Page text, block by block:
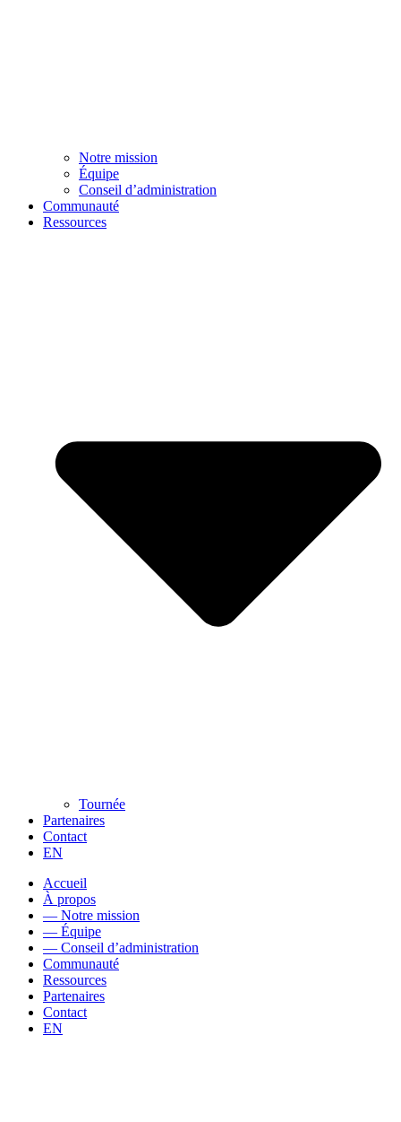
Notre mission
Équipe
Conseil d’administration
Communauté
Ressources
Tournée
Partenaires
Contact
EN
Accueil
À propos
— Notre mission
— Équipe
— Conseil d’administration
Communauté
Ressources
Partenaires
Contact
EN